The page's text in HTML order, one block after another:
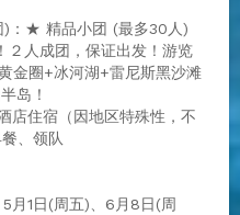
)：★ 精品小团 (最多30人)
２人成团，保证出发！游览
金圈+冰河湖+雷尼斯黑沙滩
岛！
店住宿（因地区特殊性，不
、领队
月1日(周五)、6月8日(周